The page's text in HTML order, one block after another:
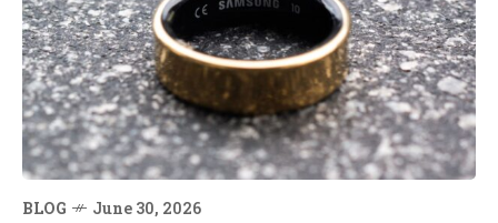
BLOG June 30, 2026